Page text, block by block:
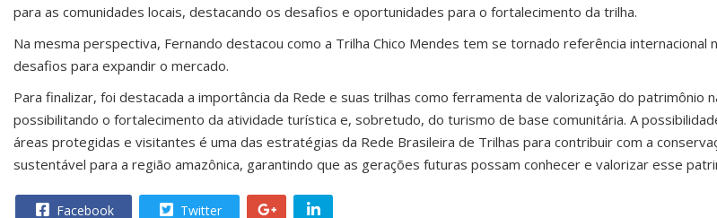
para as comunidades locais, destacando os desafios e oportunidades para o fortalecimento da trilha.
Na mesma perspectiva, Fernando destacou como a Trilha Chico Mendes tem se tornado referência internacional
desafios para expandir o mercado.
Para finalizar, foi destacada a importância da Rede e suas trilhas como ferramenta de valorização do patrimônio
possibilitando o fortalecimento da atividade turística e, sobretudo, do turismo de base comunitária. A
áreas protegidas e visitantes é uma das estratégias da Rede Brasileira de Trilhas para contribuir com a
sustentável para a região amazônica, garantindo que as gerações futuras possam conhecer e valorizar esse
Facebook Twitter